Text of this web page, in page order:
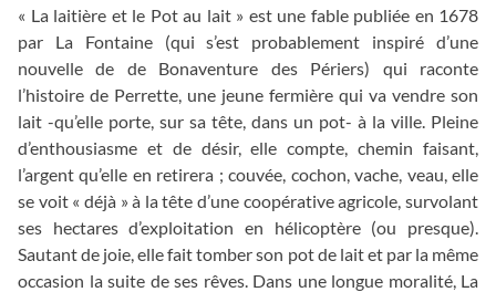
« La laitière et le Pot au lait » est une fable publiée en 1678
par La Fontaine (qui s’est probablement inspiré d’une
nouvelle de de Bonaventure des Périers) qui raconte
l’histoire de Perrette, une jeune fermière qui va vendre son
lait -qu’elle porte, sur sa tête, dans un pot- à la ville. Pleine
d’enthousiasme et de désir, elle compte, chemin faisant,
l’argent qu’elle en retirera ; couvée, cochon, vache, veau, elle
se voit « déjà » à la tête d’une coopérative agricole, survolant
ses hectares d’exploitation en hélicoptère (ou presque).
Sautant de joie, elle fait tomber son pot de lait et par la même
occasion la suite de ses rêves. Dans une longue moralité, La